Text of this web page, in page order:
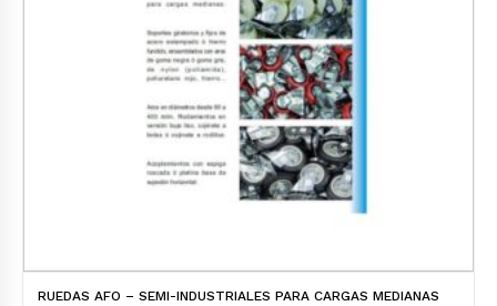
RUEDAS AFO – SEMI-INDUSTRIALES PARA CARGAS MEDIANAS